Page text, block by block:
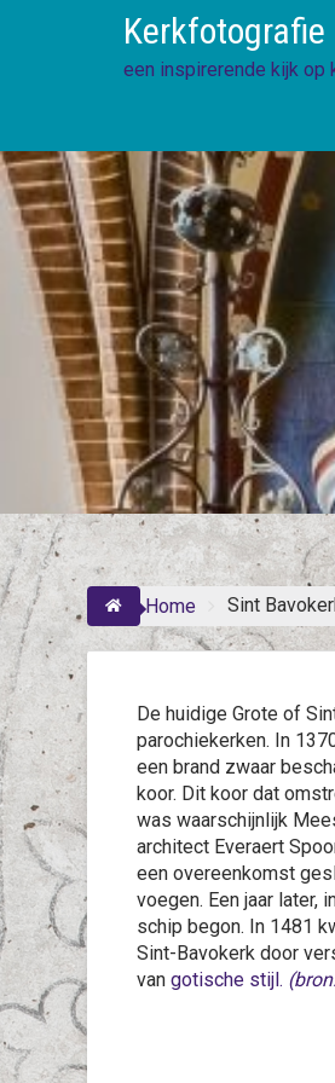
Kerkfotografie
een inspirerende kijk op
Home Sint
De huidige Grote of
parochiekerken. In
een brand zwaar
koor. Dit koor dat
was waarschijnlijk
architect Everaert
een overeenkomst
voegen. Een jaar later,
schip begon. In 1481
Sint-Bavokerk door
van gotische stijl.